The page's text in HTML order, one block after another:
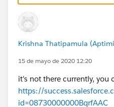
Sorry to be the bearer of
Krishna Thatipamula
15 de mayo de 2020 12:20
it's not there currently, you
https://
id=08730000000BqrfAAC